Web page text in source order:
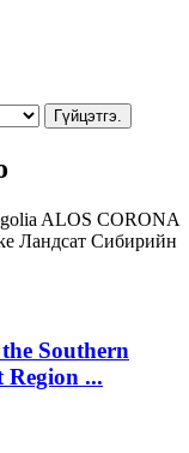
Гүйцэтгэ.
ALOS CORONA
Ландсат Сибирийн
Southern
Region ...